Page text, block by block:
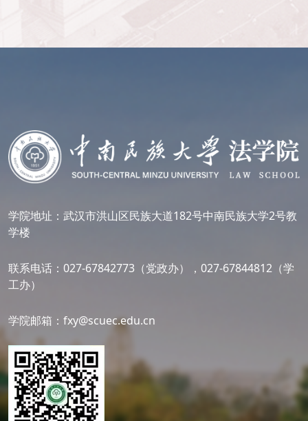
学院地址：武汉市洪山区民族大道182号中南民族大学2号教
学楼
联系电话：027-67842773（党政办），027-67844812（学
工办）
学院邮箱：fxy@scuec.edu.cn